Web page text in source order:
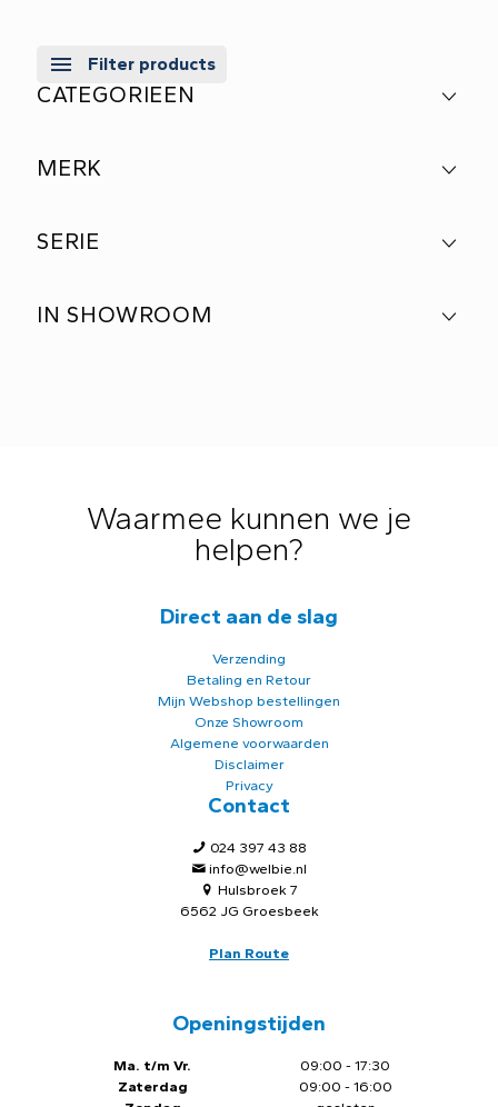
Filter products
CATEGORIEEN
MERK
SERIE
IN SHOWROOM
Waarmee kunnen we je
helpen?
Direct aan de slag
Verzending
Betaling en Retour
Mijn Webshop bestellingen
Onze Showroom
Algemene voorwaarden
Disclaimer
Privacy
Contact
024 397 43 88
info@welbie.nl
Hulsbroek 7
6562 JG Groesbeek
Plan Route
Openingstijden
Ma. t/m Vr.
Zaterdag
09:00 - 17:30
09:00 - 16:00